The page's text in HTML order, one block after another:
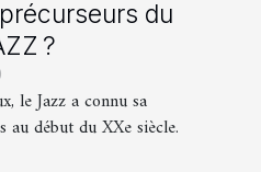
du
?
le Jazz a connu sa
au début du XXe siècle.